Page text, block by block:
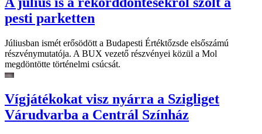
pesti parketten
Júliusban ismét erősödött a Budapesti Értéktőzsde elsőszámú
részvénymutatója. A BUX vezető részvényei közül a Mol
megdöntötte történelmi csúcsát.
Vígjátékokat visz nyárra a Szigliget
Várudvarba a Centrál Színház